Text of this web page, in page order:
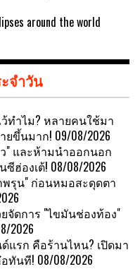
around the world
จำวัน
ทำไม? หลายคนใช้มา
ยขึ้นมาก! 09/08/2026
" และห้ามนำออกนอก
ซีฮ่องเต้! 08/08/2026
พรุน" ก่อนหมอสะดุดตา
จัดการ "ไขมันช่องท้อง"
2026
รก คือร้านไหน? เปิดมา
ทันที! 08/08/2026